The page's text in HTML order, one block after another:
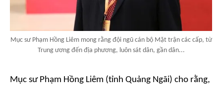
Mục sư Phạm Hồng Liêm mong rằng đội ngũ cán bộ Mặt trận các cấp, từ
Trung ương đến địa phương, luôn sát dân, gần dân...
Mục sư Phạm Hồng Liêm (tỉnh Quảng Ngãi) cho rằng,